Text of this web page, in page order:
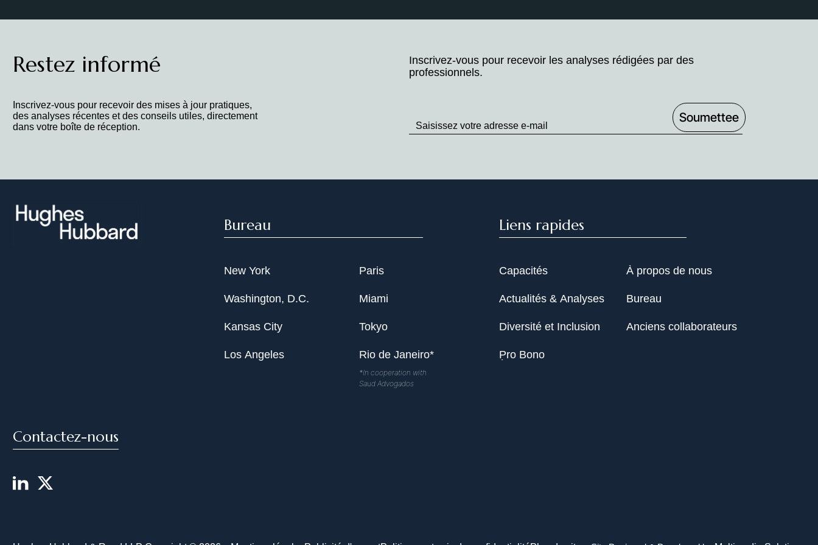
Restez informé
Inscrivez-vous pour recevoir des mises à jour pratiques,
des analyses récentes et des conseils utiles, directement
dans votre boîte de réception.
Inscrivez-vous pour recevoir les analyses rédigées par des
professionnels.
to
Bureau
New York
Washington, D.C.
Kansas City
Los Angeles
Paris
Miami
Tokyo
Rio de Janeiro*
*In cooperation with
Saud Advogados
Liens rapides
Capacités
Actualités & Analyses
Diversité et Inclusion
Pro Bono
À propos de nous
Bureau
Anciens collaborateurs
Contactez-nous